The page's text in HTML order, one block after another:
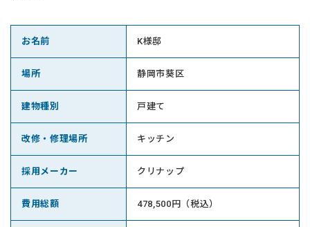
お名前 K様邸
場所 静岡市葵区
建物種別 戸建て
改修・修理場所 キッチン
採用メーカー クリナップ
費用総額 478,500円（税込）